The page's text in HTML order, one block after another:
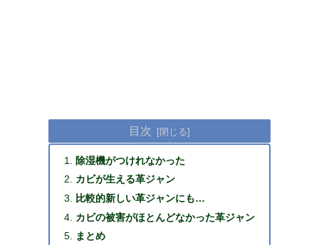
目次
除湿機がつけれなかった
カビが生える革ジャン
比較的新しい革ジャンにも…
カビの被害がほとんどなかった革ジャン
まとめ